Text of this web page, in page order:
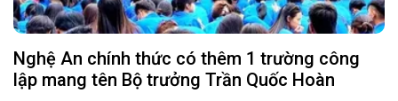
Nghệ An chính thức có thêm 1 trường công
lập mang tên Bộ trưởng Trần Quốc Hoàn